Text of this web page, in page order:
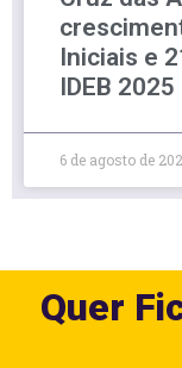
Iniciais e
IDEB 2025
6 de agosto de
Quer